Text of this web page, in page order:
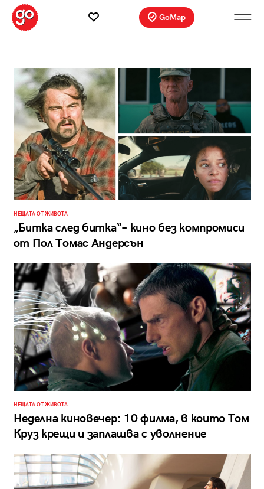
GoMap
НЕЩАТА ОТ ЖИВОТА
„Битка след битка“– кино без компромиси
от Пол Томас Андерсън
НЕЩАТА ОТ ЖИВОТА
Неделна киновечер: 10 филма, в които Том
Круз крещи и заплашва с уволнение